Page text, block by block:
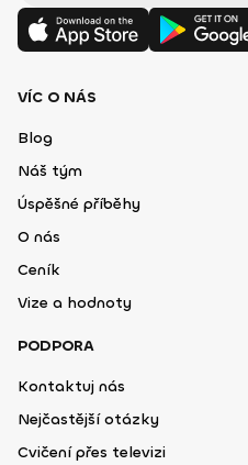
VÍC O NÁS
Blog
Náš tým
Úspěšné příběhy
O nás
Ceník
Vize a hodnoty
PODPORA
Kontaktuj nás
Nejčastější otázky
Cvičení přes televizi